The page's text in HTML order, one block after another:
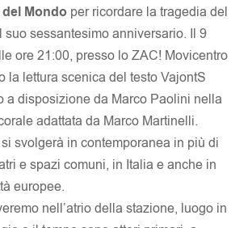
Mondo per ricordare la tragedia del
suo sessantesimo anniversario. Il 9
ore 21:00, presso lo ZAC! Movicentro
la lettura scenica del testo VajontS
a disposizione da Marco Paolini nella
adattata da Marco Martinelli.
svolgerà in contemporanea in più di
e spazi comuni, in Italia e anche in
europee.
nell’atrio della stazione, luogo in